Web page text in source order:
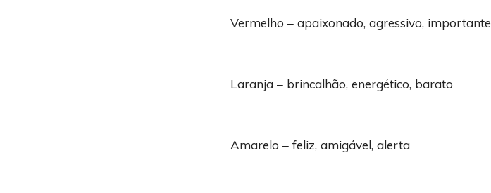
Vermelho – apaixonado, agressivo, importante
Laranja – brincalhão, energético, barato
Amarelo – feliz, amigável, alerta